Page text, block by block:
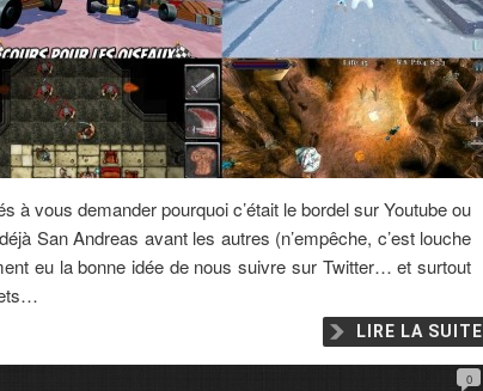
à vous demander pourquoi c’était le bordel sur Youtube ou
San Andreas avant les autres (n’empêche, c’est louche
eu la bonne idée de nous suivre sur Twitter… et surtout
LIRE LA SUITE
0